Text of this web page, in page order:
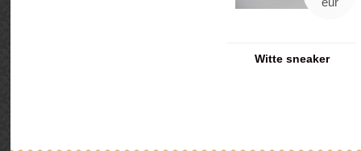
Witte sneaker